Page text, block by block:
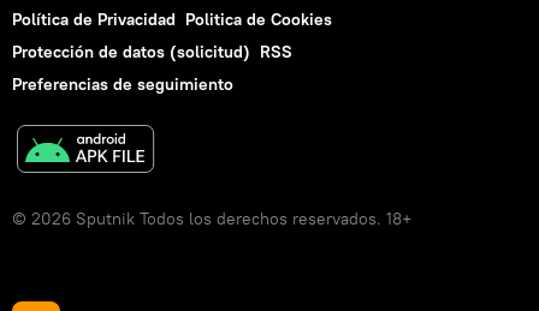
Política de Privacidad Politica de Cookies
Protección de datos (solicitud) RSS
Preferencias de seguimiento
© 2026 Sputnik Todos los derechos reservados. 18+